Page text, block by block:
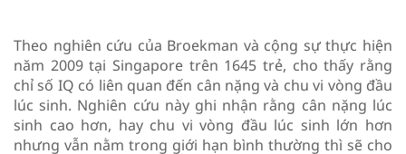
Theo nghiên cứu của Broekman và cộng sự thực hiện
năm 2009 tại Singapore trên 1645 trẻ, cho thấy rằng
chỉ số IQ có liên quan đến cân nặng và chu vi vòng đầu
lúc sinh. Nghiên cứu này ghi nhận rằng cân nặng lúc
sinh cao hơn, hay chu vi vòng đầu lúc sinh lớn hơn
nhưng vẫn nằm trong giới hạn bình thường thì sẽ cho